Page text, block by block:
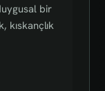
bir
kıskançlık